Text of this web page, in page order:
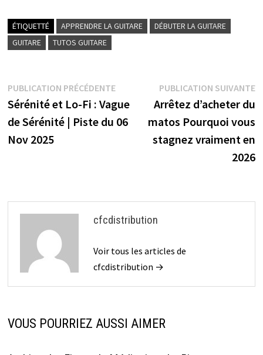
o
o
er es
t
o
ar
l
ge
ÉTIQUETTÉ APPRENDRE LA GUITARE
DÉBUTER LA GUITARE
GUITARE
TUTOS GUITARE
Navigation
de
l’article
PUBLICATION PRÉCÉDENTEPublication
précédente :
Sérénité et Lo-Fi : Vague
de Sérénité | Piste du 06
Nov 2025
PUBLICATION SUIVANTE
Arrêtez d’acheter du
matos Pourquoi vous
stagnez vraiment en
2026
cfcdistribution
Voir tous les articles de
cfcdistribution →
VOUS POURRIEZ AUSSI AIMER